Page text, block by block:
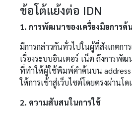
ข้อโต้แย้งต่อ IDN
1. การพัฒนาของเครื่องมือการค้
มีการกล่าวกันทั่วไปในผู้ที่สังเกตก
เรื่องระบบอินเตอร์ เน็ต ถึงการพัฒ
ที่ทำให้ผู้ใช้พิมพ์คำค้นบน address
ให้การเข้าสู่เว็บไซต์โดยตรงผ่านโ
2. ความสับสนในการใช้